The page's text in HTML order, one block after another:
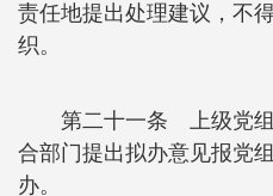
责任地提出处理建议，不
织。
第二十一条 上级党
合部门提出拟办意见报党
办。